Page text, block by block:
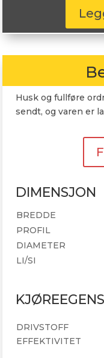
Husk og fullføre
sendt, og varen er
DIMENSJON
BREDDE
PROFIL
DIAMETER
LI/SI
DRIVSTOFF
EFFEKTIVITET